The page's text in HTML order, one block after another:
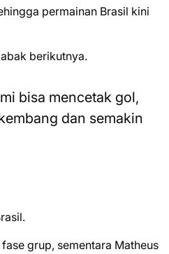
permainan Brasil kini
berikutnya.
bisa mencetak gol,
dan semakin
grup, sementara Matheus